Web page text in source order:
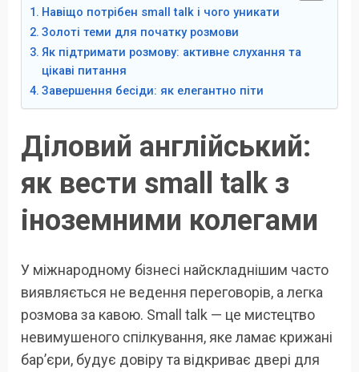
Навіщо потрібен small talk і чого уникати
Золоті теми для початку розмови
Як підтримати розмову: активне слухання та
цікаві питання
Завершення бесіди: як елегантно піти
Діловий англійський:
як вести small talk з
іноземними колегами
У міжнародному бізнесі найскладнішим часто
виявляється не ведення переговорів, а легка
розмова за кавою. Small talk — це мистецтво
невимушеного спілкування, яке ламає крижані
бар’єри, будує довіру та відкриває двері для